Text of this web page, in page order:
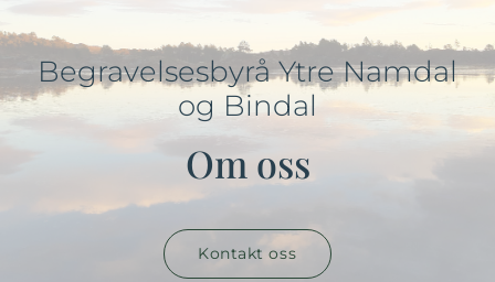
Begravelsesbyrå Ytre Namdal
og Bindal
Om oss
Kontakt oss